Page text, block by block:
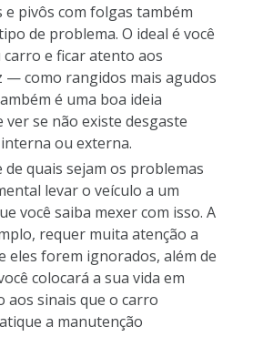
e pivôs com folgas também
de problema. O ideal é você
e ficar atento aos
— como rangidos mais agudos
é uma boa ideia
se não existe desgaste
ou externa.
quais sejam os problemas
levar o veículo a um
você saiba mexer com isso. A
requer muita atenção a
eles forem ignorados, além de
colocará a sua vida em
aos sinais que o carro
a manutenção